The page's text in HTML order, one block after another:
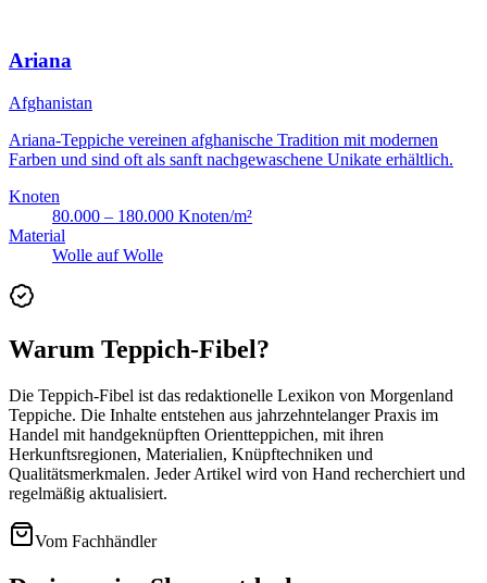
Ariana
Afghanistan
Ariana-Teppiche vereinen afghanische Tradition mit modernen
Farben und sind oft als sanft nachgewaschene Unikate erhältlich.
Knoten
80.000 – 180.000 Knoten/m²
Material
Wolle auf Wolle
Warum Teppich-Fibel?
Die Teppich-Fibel ist das redaktionelle Lexikon von Morgenland
Teppiche. Die Inhalte entstehen aus jahrzehntelanger Praxis im
Handel mit handgeknüpften Orientteppichen, mit ihren
Herkunftsregionen, Materialien, Knüpftechniken und
Qualitätsmerkmalen. Jeder Artikel wird von Hand recherchiert und
regelmäßig aktualisiert.
Vom Fachhändler